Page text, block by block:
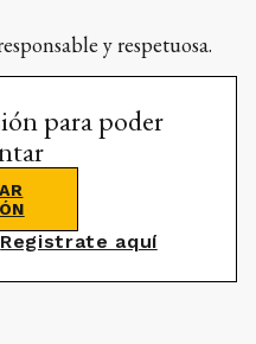
y respetuosa.
para poder
Registrate aquí